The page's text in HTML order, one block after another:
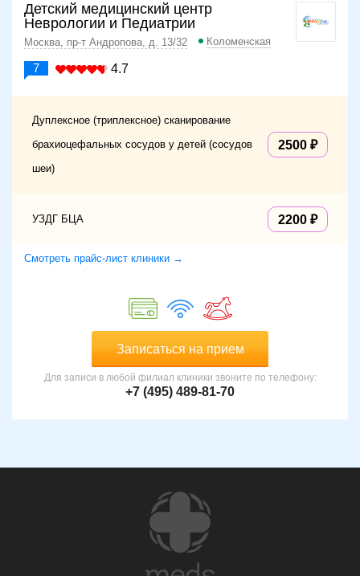
Детский медицинский центр
Неврологии и Педиатрии
Москва, пр-т Андропова, д. 13/32 Коломенская
7 4.7
Дуплексное (триплексное) сканирование
брахиоцефальных сосудов у детей (сосудов
шеи)
2500
УЗДГ БЦА 2200
Смотреть прайс-лист клиники →
Записаться на прием
Для записи в любой филиал клиники звоните по телефону:
+7 (495) 489-81-70